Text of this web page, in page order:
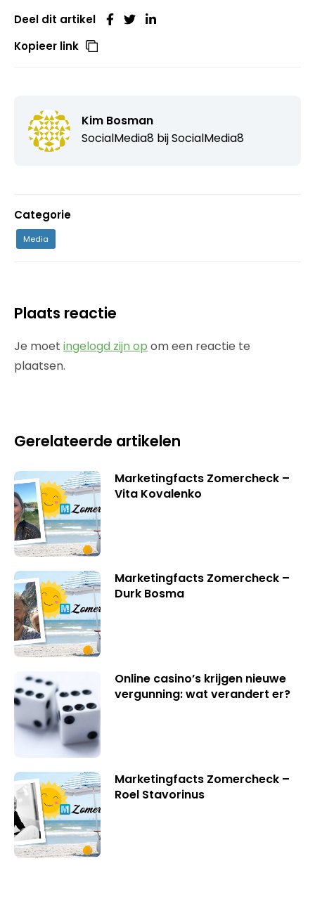
Deel dit artikel
Kopieer link
Kim Bosman
SocialMedia8 bijSocialMedia8
Categorie
Media
Plaats reactie
Je moet ingelogd zijn op om een reactie te
plaatsen.
Gerelateerde artikelen
Marketingfacts Zomercheck –
Vita Kovalenko
Marketingfacts Zomercheck –
Durk Bosma
Online casino’s krijgen nieuwe
vergunning: wat verandert er?
Marketingfacts Zomercheck –
Roel Stavorinus